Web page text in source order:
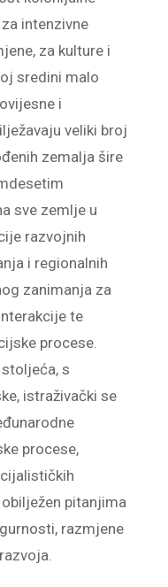
intenzivne
za kulture i
sredini malo
i
veliki broj
zemalja šire
sve zemlje u
razvojnih
i regionalnih
zanimanja za
te
procese.
s
istraživački se
procese,
pitanjima
razmjene